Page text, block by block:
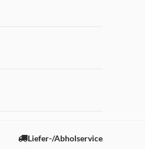
Liefer-/Abholservice